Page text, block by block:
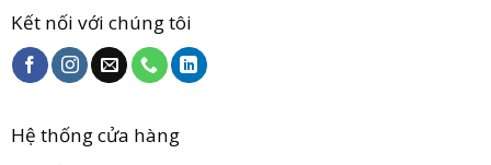
Kết nối với chúng tôi
Hệ thống cửa hàng